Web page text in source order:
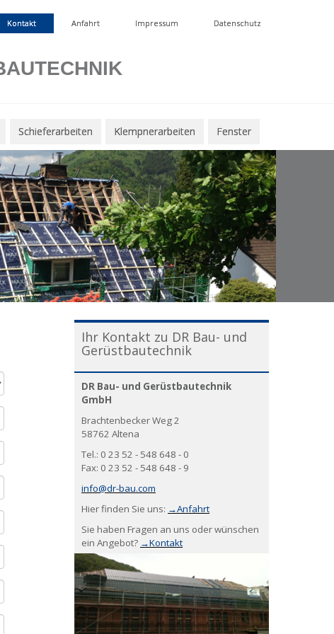
Kontakt Anfahrt Impressum Datenschutz
Schieferarbeiten Klempnerarbeiten Fenster
Ihr Kontakt zu DR Bau- und
Gerüstbautechnik
DR Bau- und Gerüstbautechnik
GmbH
Brachtenbecker Weg 2
58762 Altena
Tel.: 0 23 52 - 548 648 - 0
Fax: 0 23 52 - 548 648 - 9
info@dr-bau.com
Hier finden Sie uns: →Anfahrt
Sie haben Fragen an uns oder wünschen
ein Angebot? →Kontakt